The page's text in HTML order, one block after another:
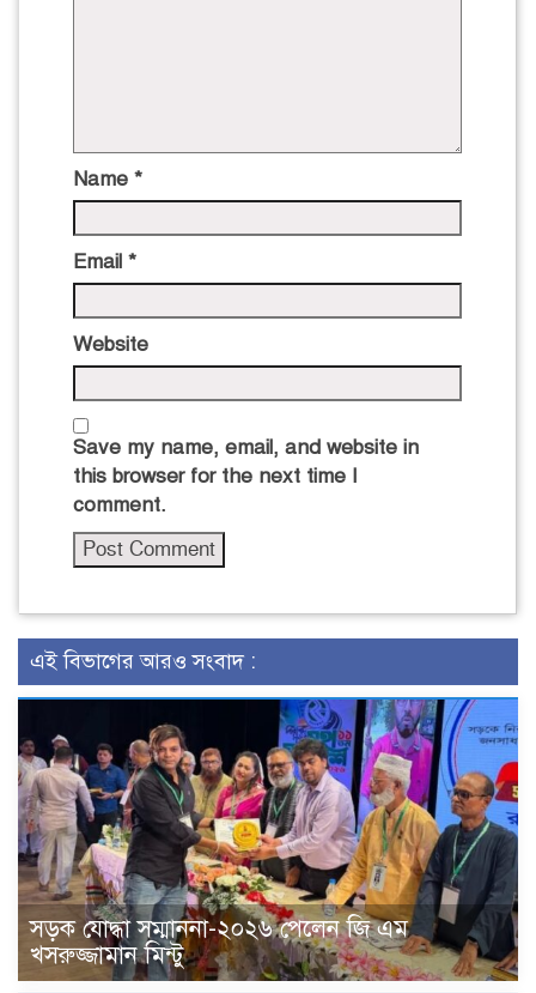
Name *
Email *
Website
Save my name, email, and website in
this browser for the next time I
comment.
এই বিভাগের আরও সংবাদ :
সড়ক যোদ্ধা সম্মাননা-২০২৬ পেলেন জি এম
খসরুজ্জামান মিন্টু